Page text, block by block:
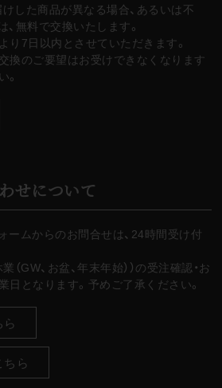
した商品が異なる場合、あるいは不
、無料で交換いたします。
り7日以内とさせていただきます。
換のご要望はお受けできなくなります
。
せについて
ームからのお問合せは、24時間受け付
（GW、お盆、年末年始））の受注確認・お
日となります。予めご了承ください。
ら